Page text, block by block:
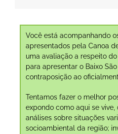
Você está acompanhando
apresentados pela Canoa
uma avaliação a respeito
para apresentar o Baixo
contraposição ao
Tentamos fazer o melhor
expondo como aqui se
análises sobre situações
socioambiental da região;